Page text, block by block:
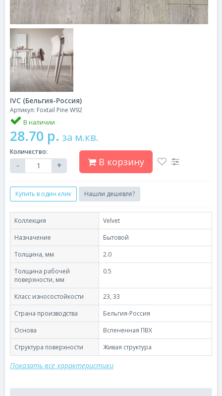
IVC (Бельгия-Россия)
Артикул: Foxtail Pine W92
В наличии
28.70 р. за м.кв.
Количество:
- + В корзину
Купить в один клик Нашли дешевле?
Коллекция
Velvet
Назначение
Бытовой
Толщина, мм
2.0
Толщина рабочей
поверхности, мм
0.5
Класс износостойкости
23, 33
Страна производства
Бельгия-Россия
Основа
Вспененная ПВХ
Структура поверхности
Живая структура
Показать все характеристики